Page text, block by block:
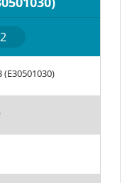
(E30501030)